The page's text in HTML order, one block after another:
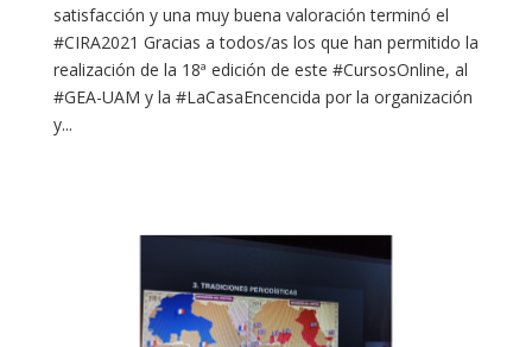
satisfacción y una muy buena valoración terminó el
#CIRA2021 Gracias a todos/as los que han permitido la
realización de la 18ª edición de este #CursosOnline, al
#GEA-UAM y la #LaCasaEncencida por la organización
y...